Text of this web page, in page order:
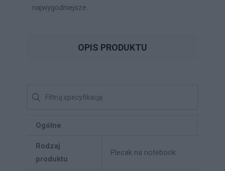
najwygodniejsze.
OPIS PRODUKTU
Ogólne
Rodzaj
produktu
Plecak na notebook